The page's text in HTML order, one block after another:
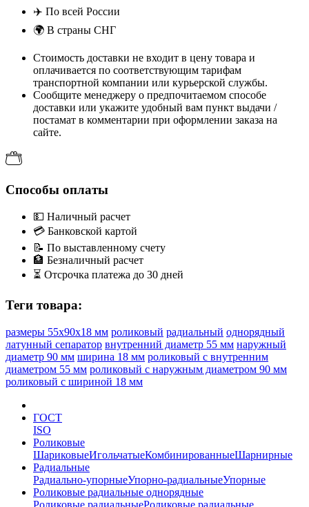
✈️ По всей России
🌍 В страны СНГ
Стоимость доставки не входит в цену товара и
оплачивается по соответствующим тарифам
транспортной компании или курьерской службы.
Сообщите менеджеру о предпочитаемом способе
доставки или укажите удобный вам пункт выдачи /
постамат в комментарии при оформлении заказа на
сайте.
Способы оплаты
💵 Наличный расчет
💳 Банковской картой
📝 По выставленному счету
🏦 Безналичный расчет
⏳ Отсрочка платежа до 30 дней
Теги товара:
размеры 55x90x18 мм роликовый радиальный однорядный
латунный сепаратор внутренний диаметр 55 мм наружный
диаметр 90 мм ширина 18 мм роликовый с внутренним
диаметром 55 мм роликовый с наружным диаметром 90 мм
роликовый с шириной 18 мм
ГОСТ
ISO
Роликовые
ШариковыеИгольчатыеКомбинированныеШарнирные
Радиальные
Радиально-упорныеУпорно-радиальныеУпорные
Роликовые радиальные однорядные